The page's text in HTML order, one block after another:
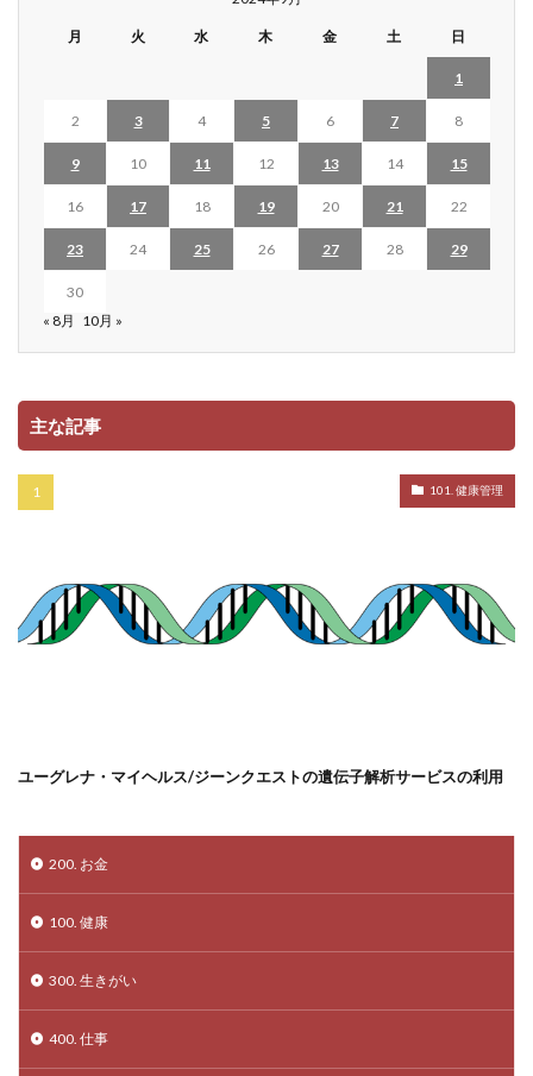
月 火 水 木 金 土 日
1
2 3 4 5 6 7 8
9 10 11 12 13 14 15
16 17 18 19 20 21 22
23 24 25 26 27 28 29
30
« 8月 10月 »
主な記事
101. 健康管理
ユーグレナ・マイヘルス/ジーンクエストの遺伝子解析サービスの利用
200. お金
100. 健康
300. 生きがい
400. 仕事